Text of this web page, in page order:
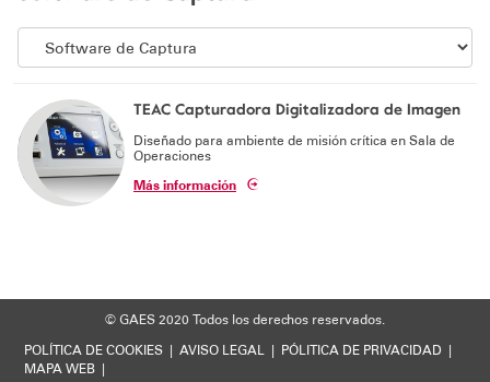
Equipos Endoscopia
Equipos Consulta médica
Consumibles
Solicita información
TEAC Capturadora Digitalizadora de Imagen
Diseñado para ambiente de misión crítica en Sala de
Operaciones
Más información
© GAES 2020 Todos los derechos reservados.
POLÍTICA DE COOKIES
AVISO LEGAL PÓLITICA DE PRIVACIDAD
MAPA WEB